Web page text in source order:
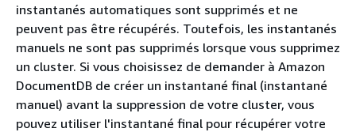
instantanés automatiques sont supprimés et ne
peuvent pas être récupérés. Toutefois, les instantanés
manuels ne sont pas supprimés lorsque vous supprimez
un cluster. Si vous choisissez de demander à Amazon
DocumentDB de créer un instantané final (instantané
manuel) avant la suppression de votre cluster, vous
pouvez utiliser l'instantané final pour récupérer votre